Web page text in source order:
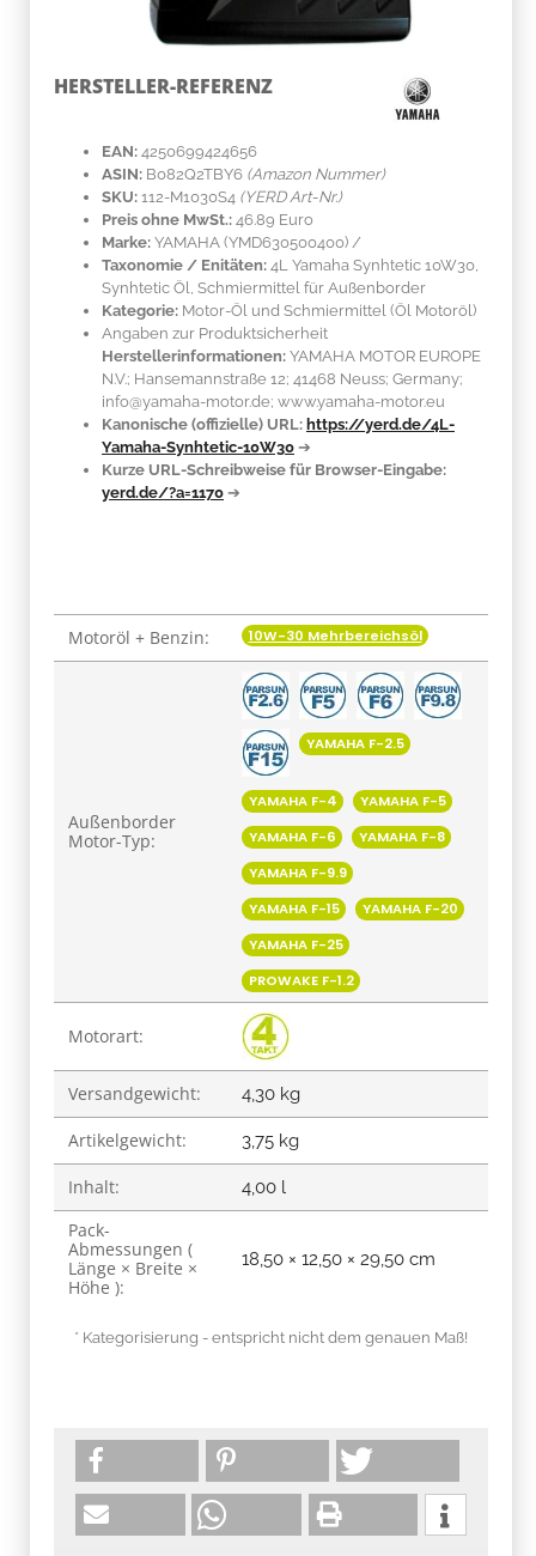
HERSTELLER-REFERENZ
EAN: 4250699424656
ASIN: B082Q2TBY6 (Amazon Nummer)
SKU: 112-M1030S4 (YERD Art-Nr.)
Preis ohne MwSt.: 46.89 Euro
Marke: YAMAHA (YMD630500400) /
Taxonomie / Enitäten: 4L Yamaha Synhtetic 10W30,
Synhtetic Öl, Schmiermittel für Außenborder
Kategorie: Motor-Öl und Schmiermittel (Öl Motoröl)
Angaben zur Produktsicherheit
Herstellerinformationen: YAMAHA MOTOR EUROPE
N.V.; Hansemannstraße 12; 41468 Neuss; Germany;
info@yamaha-motor.de; www.yamaha-motor.eu
Kanonische (offizielle) URL: https://yerd.de/4L-
Yamaha-Synhtetic-10W30 ➔
Kurze URL-Schreibweise für Browser-Eingabe:
yerd.de/?a=1170 ➔
Produkteigenschaft
Wert
Motoröl + Benzin: 10W-30 Mehrbereichsöl
Außenborder
Motor-Typ:
YAMAHA F-2.5
YAMAHA F-4
YAMAHA F-5
YAMAHA F-6
YAMAHA F-8
YAMAHA F-9.9
YAMAHA F-15
YAMAHA F-20
YAMAHA F-25
PROWAKE F-1.2
Motorart:
Versandgewicht: 4,30 kg
Artikelgewicht: 3,75 kg
Inhalt: 4,00 l
Pack-
Abmessungen (
Länge × Breite ×
Höhe ):
18,50 × 12,50 × 29,50 cm
* Kategorisierung - entspricht nicht dem genauen Maß!